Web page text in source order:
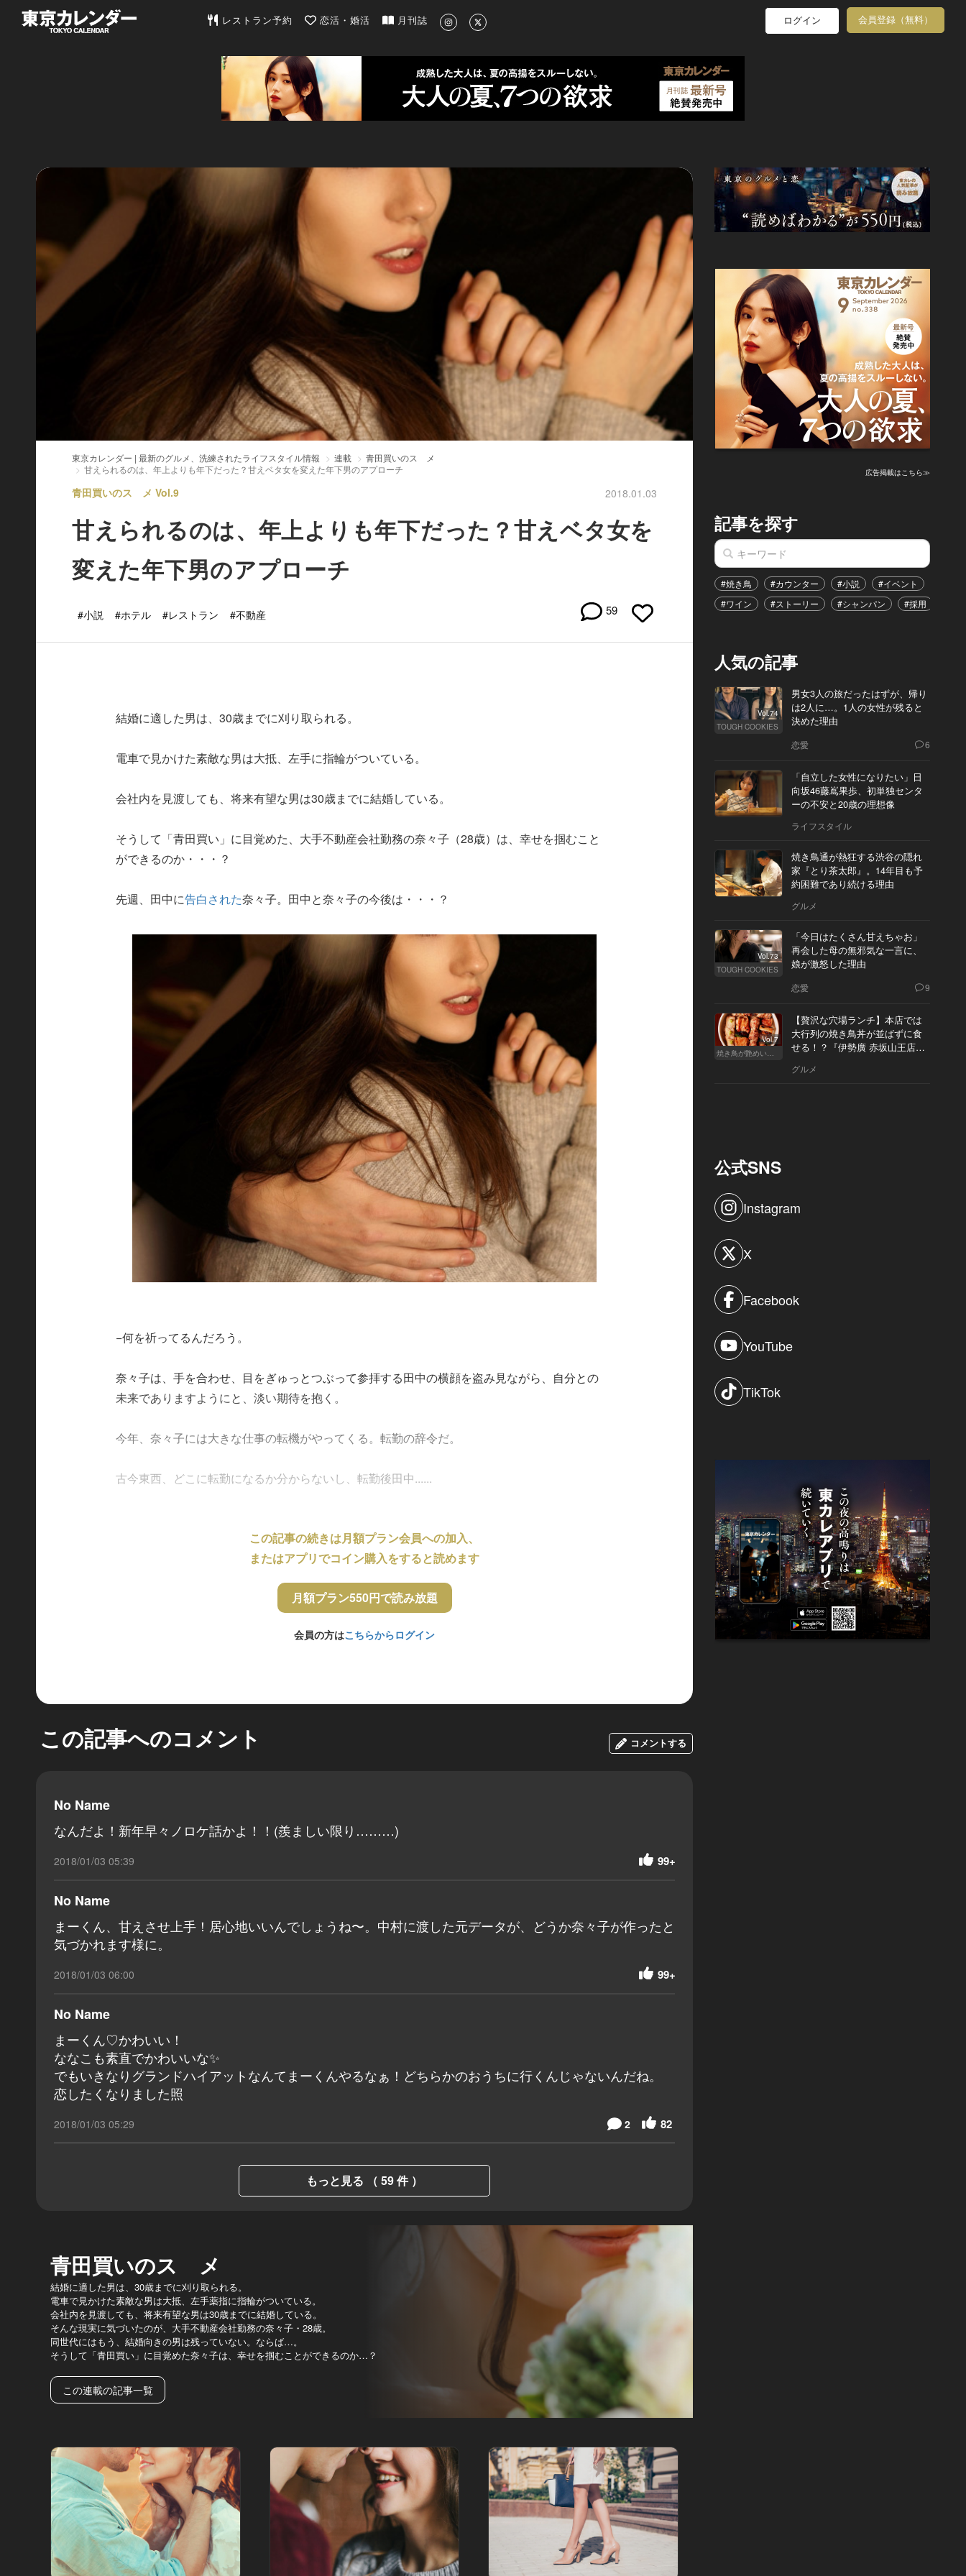
東京カレンダー | 最新のグルメ、洗練されたライフスタイル情報
レストラン予約 恋活・婚活 月刊誌 ログイン 会員登録（無料）
東京カレンダー | 最新のグルメ、洗練されたライフスタイル情報 連載
青田買いのスゝメ
甘えられるのは、年上よりも年下だった？甘えベタ女を変えた年下男のアプローチ
青田買いのスゝメ Vol.9 2018.01.03
甘えられるのは、年上よりも年下だった？甘えベタ女を
変えた年下男のアプローチ
#小説 #ホテル #レストラン #不動産 59
結婚に適した男は、30歳までに刈り取られる。
電車で見かけた素敵な男は大抵、左手に指輪がついている。
会社内を見渡しても、将来有望な男は30歳までに結婚している。
そうして「青田買い」に目覚めた、大手不動産会社勤務の奈々子（28歳）は、幸せを掴むこと
ができるのか・・・？
先週、田中に告白された奈々子。田中と奈々子の今後は・・・？
−何を祈ってるんだろう。
奈々子は、手を合わせ、目をぎゅっとつぶって参拝する田中の横顔を盗み見ながら、自分との
未来でありますようにと、淡い期待を抱く。
今年、奈々子には大きな仕事の転機がやってくる。転勤の辞令だ。
古今東西、どこに転勤になるか分からないし、転勤後田中......
この記事の続きは月額プラン会員への加入、
またはアプリでコイン購入をすると読めます
月額プラン550円で読み放題
会員の方はこちらからログイン
この記事へのコメント コメントする
No Name
なんだよ！新年早々ノロケ話かよ！！(羨ましい限り………)
2018/01/03 05:39 99+
No Name
まーくん、甘えさせ上手！居心地いいんでしょうね〜。中村に渡した元データが、どうか奈々子が作ったと
気づかれます様に。
2018/01/03 06:00 99+
No Name
まーくん♡かわいい！
ななこも素直でかわいいな✨
でもいきなりグランドハイアットなんてまーくんやるなぁ！どちらかのおうちに行くんじゃないんだね。
恋したくなりました照
2018/01/03 05:29 82
2
もっと見る （ 59 件 ）
青田買いのスゝメ
結婚に適した男は、30歳までに刈り取られる。
電車で見かけた素敵な男は大抵、左手薬指に指輪がついている。
会社内を見渡しても、将来有望な男は30歳までに結婚している。
そんな現実に気づいたのが、大手不動産会社勤務の奈々子・28歳。
同世代にはもう、結婚向きの男は残っていない。ならば…。
そうして「青田買い」に目覚めた奈々子は、幸せを掴むことができるのか…？
この連載の記事一覧
広告掲載はこちら≫
記事を探す
#焼き鳥 #カウンター #小説 #イベント
#ワイン
#ストーリー #シャンパン #採用
人気の記事
Vol.74
TOUGH COOKIES
男女3人の旅だったはずが、帰り
は2人に…。1人の女性が残ると
決めた理由
恋愛 6
「自立した女性になりたい」日
向坂46藤嶌果歩、初単独センタ
ーの不安と20歳の理想像
ライフスタイル
焼き鳥通が熱狂する渋谷の隠れ
家『とり茶太郎』。14年目も予
約困難であり続ける理由
グルメ
Vol.73
TOUGH COOKIES
「今日はたくさん甘えちゃお」
再会した母の無邪気な一言に、
娘が激怒した理由
恋愛 9
Vol.7
焼き鳥が艶めいてきた
【贅沢な穴場ランチ】本店では
大行列の焼き鳥丼が並ばずに食
せる！？『伊勢廣 赤坂山王店』
グルメ
公式SNS
Instagram
X
Facebook
YouTube
TikTok